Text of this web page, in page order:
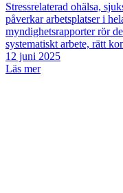
Stressrelaterad ohälsa,
påverkar arbetsplatser i
myndighetsrapporter rör
systematiskt arbete, rätt
12 juni 2025
Läs mer